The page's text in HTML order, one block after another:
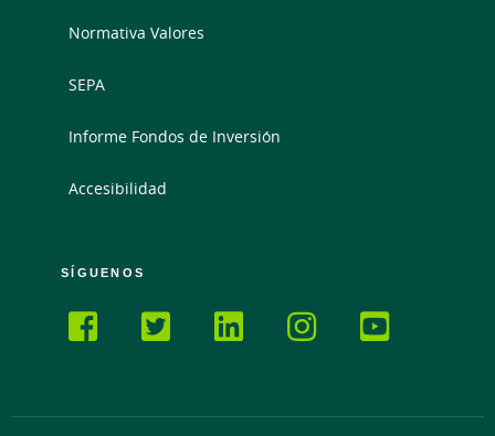
Normativa Valores
SEPA
Informe Fondos de Inversión
Accesibilidad
SÍGUENOS